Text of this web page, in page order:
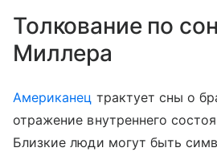
Толкование по
Миллера
Американец трактует сны о
отражение внутреннего
Близкие люди могут быть